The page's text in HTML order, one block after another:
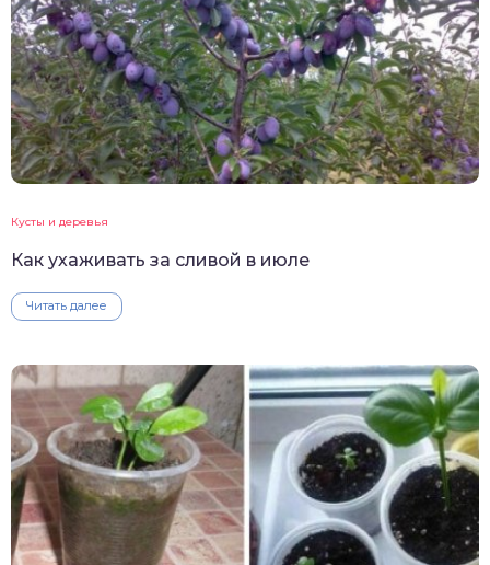
Кусты и деревья
Как ухаживать за сливой в июле
Читать далее